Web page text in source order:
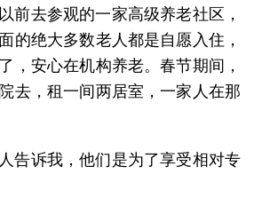
前去参观的一家高级养老社区，
的绝大多数老人都是自愿入住，
，安心在机构养老。春节期间，
去，租一间两居室，一家人在那
告诉我，他们是为了享受相对专